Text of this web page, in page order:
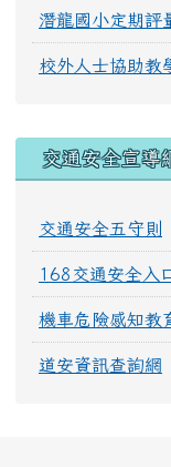
潛龍國小定期評
校外人士協助教
交通安全宣導
交通安全五守則
168交通安全入
機車危險感知教
道安資訊查詢網